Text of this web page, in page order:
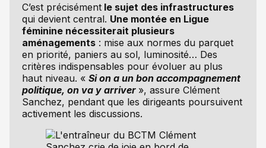
C’est précisémentle sujet des infrastructures
qui devient central. Une montée en Ligue
féminine nécessiterait plusieurs
aménagements: mise aux normes du parquet
en priorité, paniers au sol, luminosité… Des
critères indispensables pour évoluer au plus
haut niveau. « Si on a un bon accompagnement
politique, on va y arriver », assure Clément
Sanchez, pendant que les dirigeants poursuivent
activement les discussions.